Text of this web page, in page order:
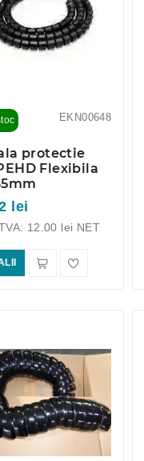
EKN00648
protectie
Flexibila
lei
12.00 lei NET